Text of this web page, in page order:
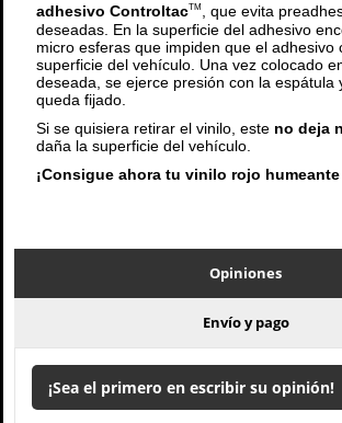
adhesivo ControltacTM
, que evita
deseadas. En la superficie del adhesivo
micro esferas que impiden que el adhesivo
superficie del vehículo. Una vez colocado
deseada, se ejerce presión con la espátula
queda fijado.
Si se quisiera retirar el vinilo, este no deja
daña la superficie del vehículo.
¡Consigue ahora tu vinilo rojo
Opiniones
Envío y pago
¡Sea el primero en escribir su opinión!